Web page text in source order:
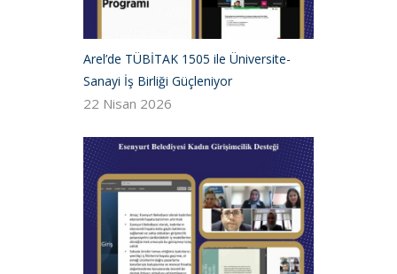
Arel’de TÜBİTAK 1505 ile Üniversite-
Sanayi İş Birliği Güçleniyor
22 Nisan 2026